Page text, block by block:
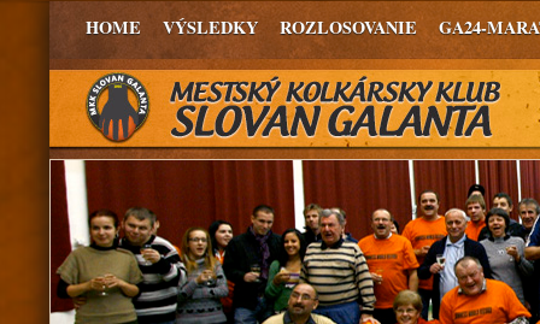
HOME VÝSLEDKY ROZLOSOVANIE GA24-